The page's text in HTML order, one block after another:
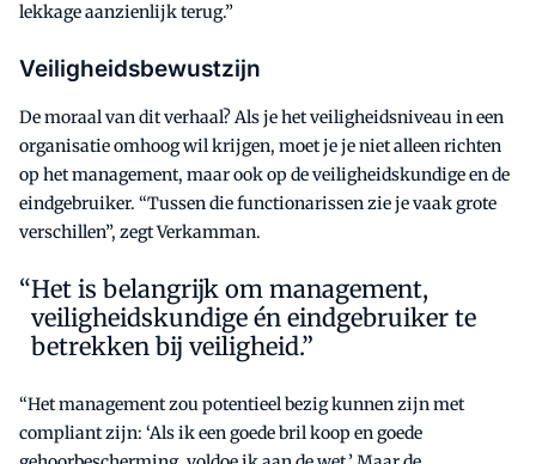
lekkage aanzienlijk terug.”
Veiligheidsbewustzijn
De moraal van dit verhaal? Als je het veiligheidsniveau in een
organisatie omhoog wil krijgen, moet je je niet alleen richten
op het management, maar ook op de veiligheidskundige en de
eindgebruiker. “Tussen die functionarissen zie je vaak grote
verschillen”, zegt Verkamman.
Het is belangrijk om management,
veiligheidskundige én eindgebruiker te
betrekken bij veiligheid.”
“Het management zou potentieel bezig kunnen zijn met
compliant zijn: ‘Als ik een goede bril koop en goede